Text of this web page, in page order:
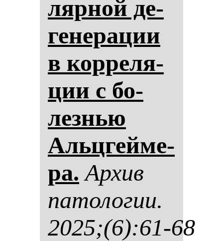
ляр­ной де­
ге­не­ра­ции
в кор­ре­ля­
ции с бо­
лез­нью
Альцгей­ме­
ра. Ар­хив
па­то­ло­гии.
2025;(6):61-68